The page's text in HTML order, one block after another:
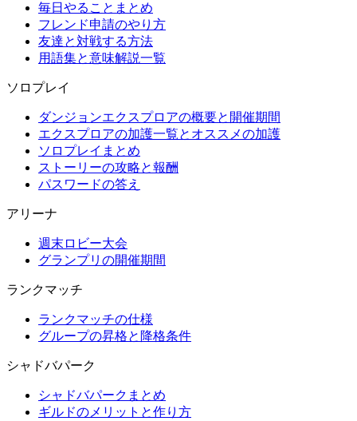
毎日やることまとめ
フレンド申請のやり方
友達と対戦する方法
用語集と意味解説一覧
ソロプレイ
ダンジョンエクスプロアの概要と開催期間
エクスプロアの加護一覧とオススメの加護
ソロプレイまとめ
ストーリーの攻略と報酬
パスワードの答え
アリーナ
週末ロビー大会
グランプリの開催期間
ランクマッチ
ランクマッチの仕様
グループの昇格と降格条件
シャドバパーク
シャドバパークまとめ
ギルドのメリットと作り方